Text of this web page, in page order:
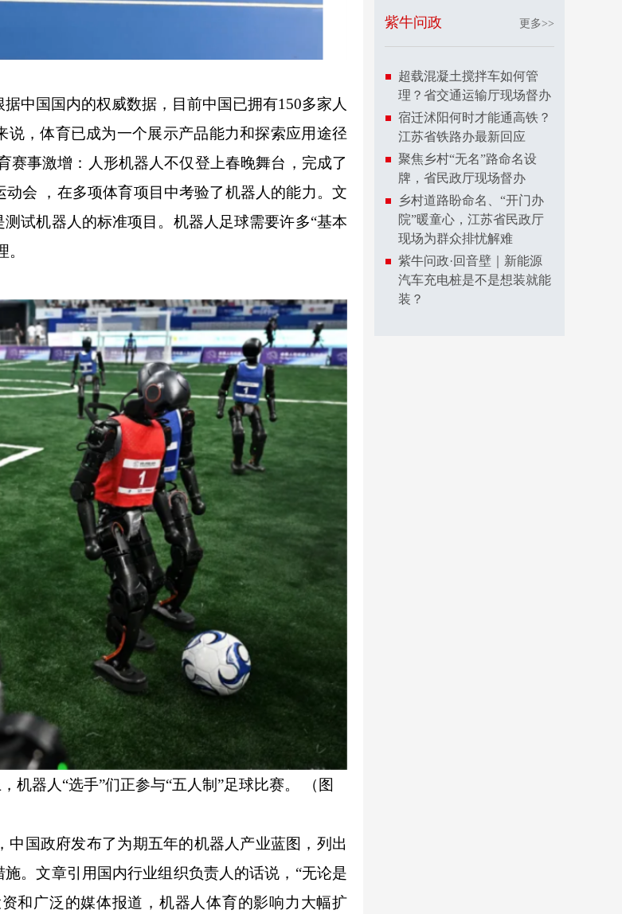
国国内的权威数据，目前中国已拥有150多家人
，体育已成为一个展示产品能力和探索应用途径
赛事激增：人形机器人不仅登上春晚舞台，完成了
会 ，在多项体育项目中考验了机器人的能力。文
试机器人的标准项目。机器人足球需要许多“基本
器人“选手”们正参与“五人制”足球比赛。 （图
国政府发布了为期五年的机器人产业蓝图，列出
。文章引用国内行业组织负责人的话说，“无论是
和广泛的媒体报道，机器人体育的影响力大幅扩
紫牛问政 更多>>
超载混凝土搅拌车如何管
理？省交通运输厅现场督办
宿迁沭阳何时才能通高铁？
江苏省铁路办最新回应
聚焦乡村“无名”路命名设
牌，省民政厅现场督办
乡村道路盼命名、“开门办
院”暖童心，江苏省民政厅
现场为群众排忧解难
紫牛问政·回音壁｜新能源
汽车充电桩是不是想装就能
装？